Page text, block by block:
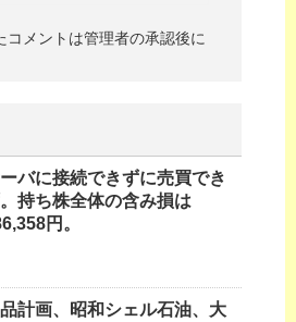
メントは管理者の承認後に
バに接続できずに売買でき
持ち株全体の含み損は
円。
品計画、昭和シェル石油、大